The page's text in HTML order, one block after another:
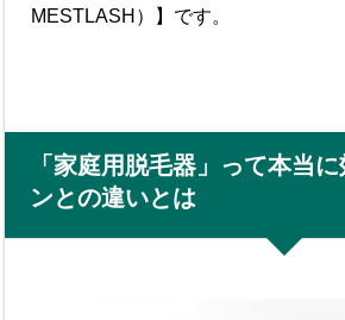
MESTLASH）】です。
「家庭用脱毛器」って本当
ンとの違いとは